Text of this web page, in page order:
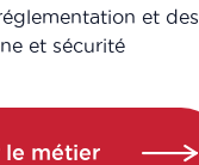
et des
et sécurité
le métier